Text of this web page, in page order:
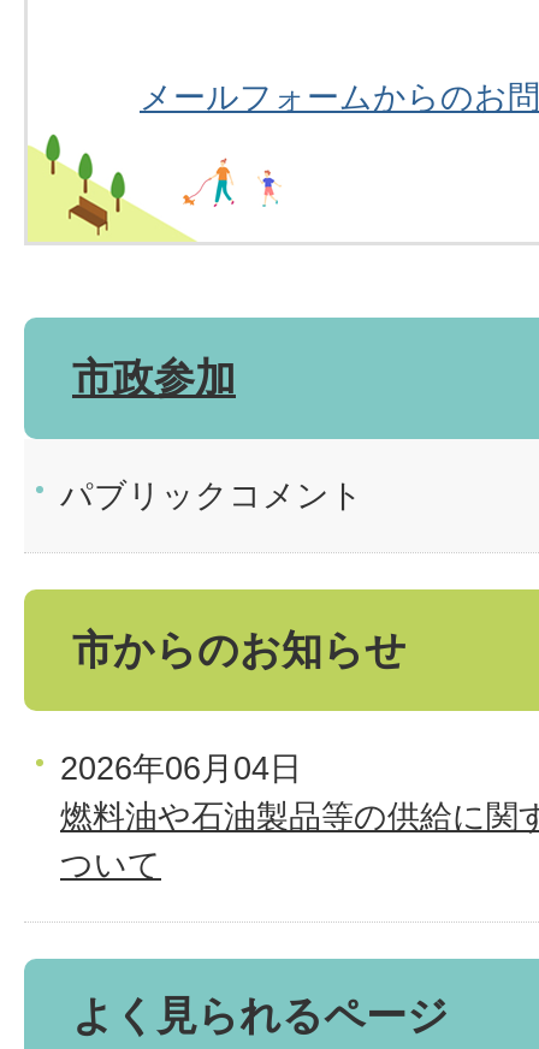
メールフォームからのお
市政参加
パブリックコメント
市からのお知らせ
2026年06月04日
燃料油や石油製品等の供給に関
ついて
よく見られるページ